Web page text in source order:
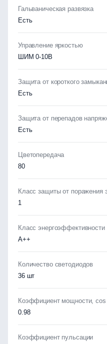
Гальваническая развязка
Есть
Управление яркостью
ШИМ 0-10В
Защита от короткого
Есть
Защита от перепадов
Есть
Цветопередача
80
Класс защиты от поражения
1
Класс энергоэффективности
А++
Количество светодиодов
36 шт
Коэффициент мощности,
0.98
Коэффициент пульсации